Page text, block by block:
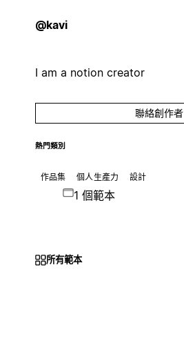
@kavi
I am a notion creator
聯絡創作者
熱門類別
作品集 個人生產力 設計
1 個範本
所有範本